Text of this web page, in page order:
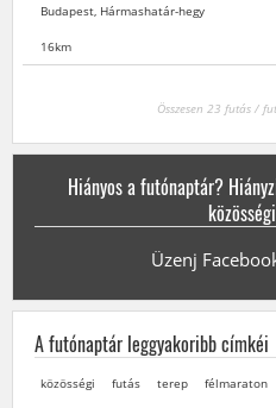
Budapest, Hármashatár-hegy
16km
Összesen 23 futás /
Hiányos a futónaptár?
Üzenj
A futónaptár leggyakoribb címkéi
közösségi futás terep félmaraton